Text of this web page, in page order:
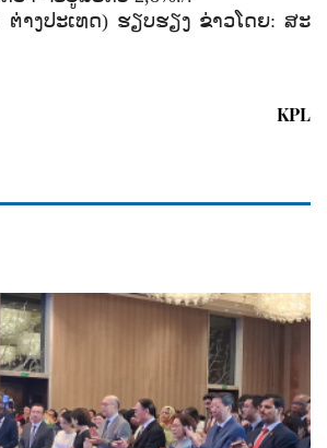
ຕ່າງປະເທດ) ຮຽບຮຽງ ຂ່າວໂດຍ: ສະ
KPL